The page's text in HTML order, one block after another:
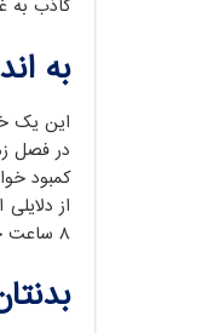
کاذب به
به
این یک
در فصل
کمبود
از
8 ساعت خواب در فصل سرد نیاز دارید.